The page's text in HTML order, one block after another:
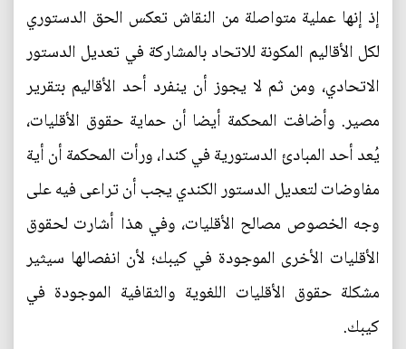
إذ إنها عملية متواصلة من النقاش تعكس الحق الدستوري
لكل الأقاليم المكونة للاتحاد بالمشاركة في تعديل الدستور
الاتحادي، ومن ثم لا يجوز أن ينفرد أحد الأقاليم بتقرير
مصير. وأضافت المحكمة أيضا أن حماية حقوق الأقليات،
يُعد أحد المبادئ الدستورية في كندا، ورأت المحكمة أن أية
مفاوضات لتعديل الدستور الكندي يجب أن تراعى فيه على
وجه الخصوص مصالح الأقليات، وفي هذا أشارت لحقوق
الأقليات الأخرى الموجودة في كيبك؛ لأن انفصالها سيثير
مشكلة حقوق الأقليات اللغوية والثقافية الموجودة في
كيبك.